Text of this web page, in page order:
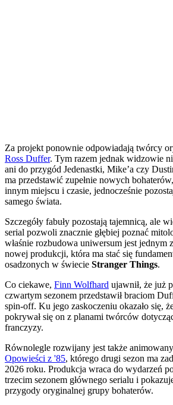
Za projekt ponownie odpowiadają twórcy
Ross Duffer. Tym razem jednak widzowie
ani do przygód Jedenastki, Mike’a czy
ma przedstawić zupełnie nowych
innym miejscu i czasie, jednocześnie
samego świata.
Szczegóły fabuły pozostają tajemnicą, ale
serial pozwoli znacznie głębiej poznać
właśnie rozbudowa uniwersum jest jednym
nowej produkcji, która ma stać się
osadzonych w świecie Stranger Things.
Co ciekawe, Finn Wolfhard ujawnił, że już
czwartym sezonem przedstawił braciom
spin-off. Ku jego zaskoczeniu okazało się,
pokrywał się on z planami twórców
franczyzy.
Równolegle rozwijany jest także
Opowieści z '85, którego drugi sezon ma
2026 roku. Produkcja wraca do wydarzeń
trzecim sezonem głównego serialu i
przygody oryginalnej grupy bohaterów.